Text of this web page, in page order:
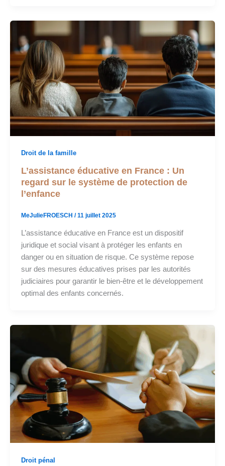
Droit de la famille
L’assistance éducative en France : Un
regard sur le système de protection de
l’enfance
MeJulieFROESCH /11 juillet 2025
L’assistance éducative en France est un dispositif
juridique et social visant à protéger les enfants en
danger ou en situation de risque. Ce système repose
sur des mesures éducatives prises par les autorités
judiciaires pour garantir le bien-être et le développement
optimal des enfants concernés.
Droit pénal